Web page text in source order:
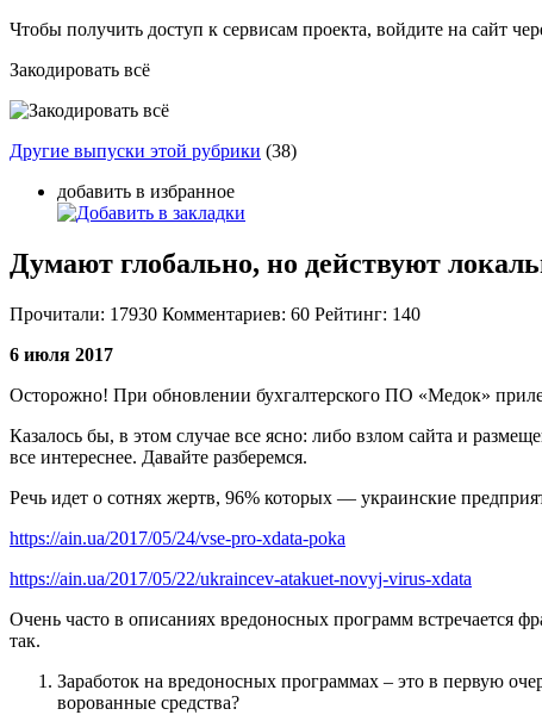
Чтобы получить доступ к сервисам проекта, войдите на сайт
Закодировать всё
Другие выпуски этой рубрики (38)
добавить в избранное
Думают глобально, но действуют
Прочитали: 17930 Комментариев: 60 Рейтинг: 140
6 июля 2017
Осторожно! При обновлении бухгалтерского ПО «Медок»
Казалось бы, в этом случае все ясно: либо взлом сайта и
все интереснее. Давайте разберемся.
Речь идет о сотнях жертв, 96% которых — украинские
https://ain.ua/2017/05/24/vse-pro-xdata-poka
https://ain.ua/2017/05/22/ukraincev-atakuet-novyj-virus-xdata
Очень часто в описаниях вредоносных программ встречается
так.
Заработок на вредоносных программах – это в первую
ворованные средства?